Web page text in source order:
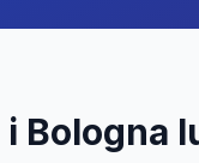
i Bologna